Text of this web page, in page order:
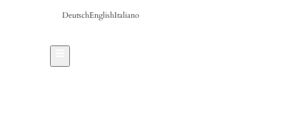
DeutschEnglishItaliano